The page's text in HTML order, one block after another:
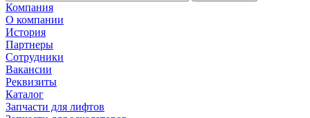
Компания
О компании
История
Партнеры
Сотрудники
Вакансии
Реквизиты
Каталог
Запчасти для лифтов